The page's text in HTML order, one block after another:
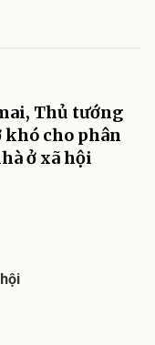
Thủ tướng
khó cho phân
ở xã hội